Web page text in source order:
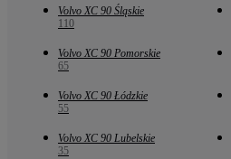
Volvo XC 90 Śląskie
110
Volvo XC 90 Pomorskie
65
Volvo XC 90 Łódzkie
55
Volvo XC 90 Lubelskie
35